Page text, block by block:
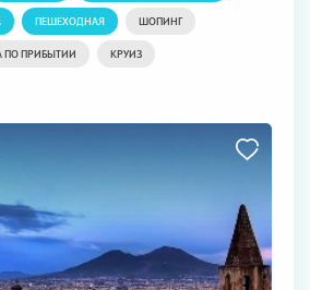
ПЕШЕХОДНАЯ ШОПИНГ
ПО ПРИБЫТИИ КРУИЗ